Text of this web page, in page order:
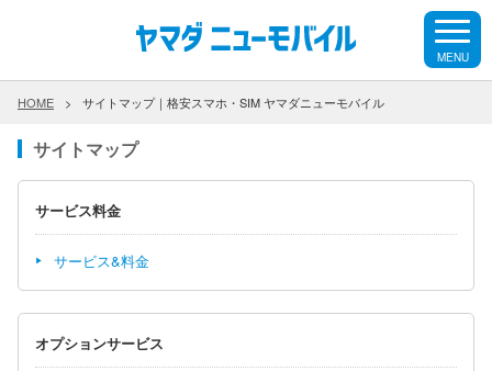
MENU
HOME > サイトマップ｜格安スマホ・SIM ヤマダニューモバイル
サイトマップ
サービス料金
サービス&料金
オプションサービス